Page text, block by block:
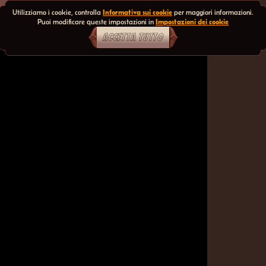
Utilizziamo i cookie, controlla Informativa sui cookie per maggiori informazioni.
Puoi modificare queste impostazioni in Impostazioni dei cookie
ACCETTA TUTTO